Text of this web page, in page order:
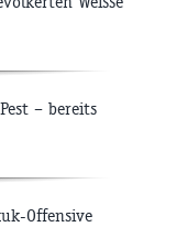
– bereits
Offensive